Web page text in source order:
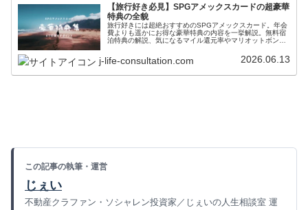
【旅行好き必見】SPGアメックスカードの超豪華
特典の全貌
旅行好きには超絶おすすめのSPGアメックスカード。年会
費よりも遥かにお得な豪華特典の内容を一挙解説。無料宿
泊特典の解説、気になるマイル還元率やマリオットボンヴ
アメックスカードでできることを細かく解説しています！
j-life-consultation.com 2026.06.13
この記事の執筆・運営
じぇい
不動産クラファン・ソシャレン投資家／じぇいの人生相談室 運